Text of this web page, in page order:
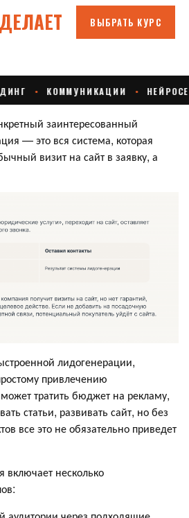
заинтересованный
— это вся система, которая
визит на сайт в заявку, а
лидогенерации,
привлечению
тратить бюджет на рекламу,
статьи, развивать сайт, но без
все это не обязательно приведет
несколько